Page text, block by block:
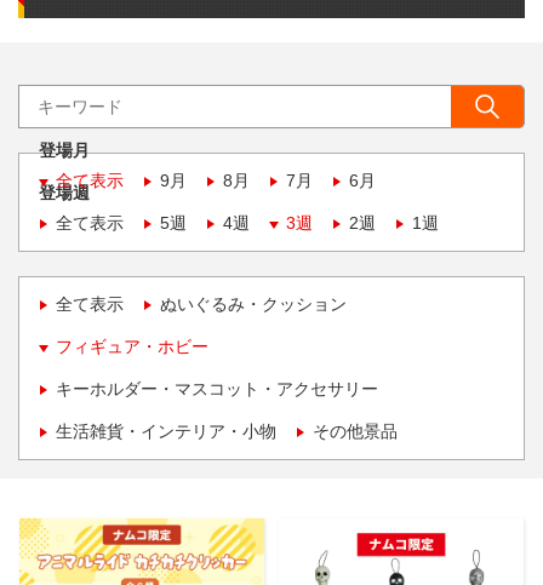
登場月
全て表示
9月 8月 7月 6月
登場週
全て表示
5週 4週 3週 2週 1週
全て表示 ぬいぐるみ・クッション
フィギュア・ホビー
キーホルダー・マスコット・アクセサリー
生活雑貨・インテリア・小物 その他景品